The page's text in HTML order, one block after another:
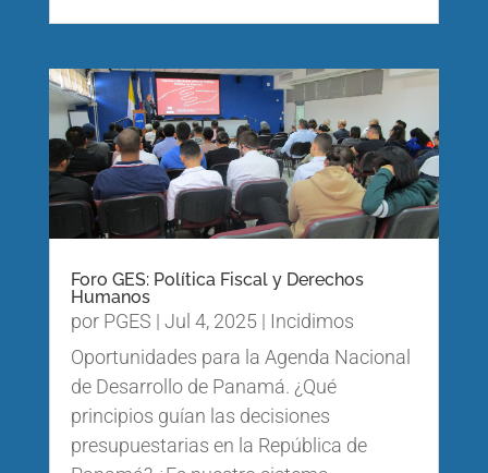
Foro GES: Política Fiscal y Derechos
Humanos
por PGES | Jul 4, 2025| Incidimos
Oportunidades para la Agenda Nacional
de Desarrollo de Panamá. ¿Qué
principios guían las decisiones
presupuestarias en la República de